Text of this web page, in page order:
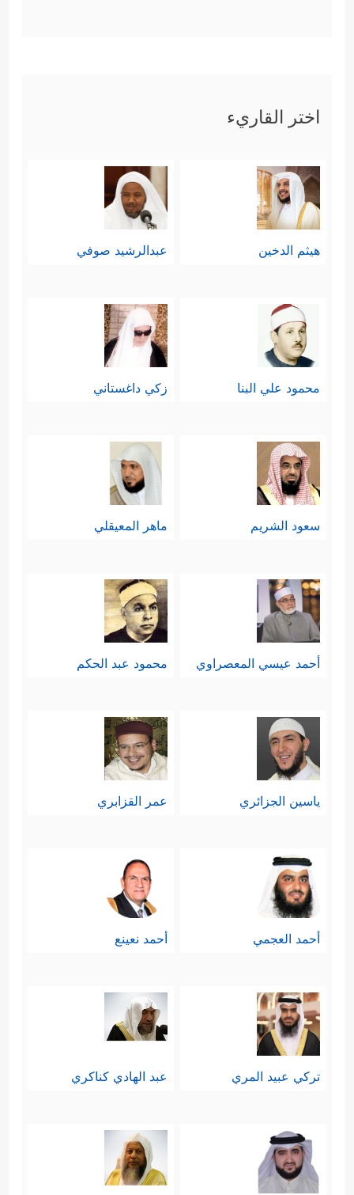
اختر القاريء
هيثم الدخين عبدالرشيد صوفي
محمود علي البنا زكي داغستاني
سعود الشريم ماهر المعيقلي
أحمد عيسي المعصراوي محمود عبد الحكم
ياسين الجزائري عمر القزابري
أحمد العجمي أحمد نعينع
تركي عبيد المري عبد الهادي كناكري